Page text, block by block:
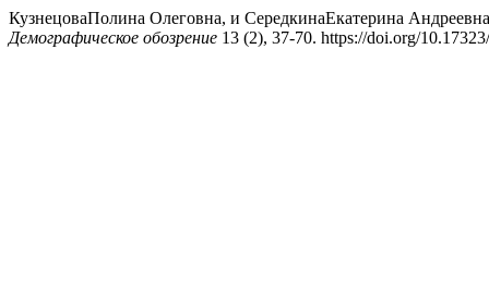
КузнецоваПолина Олеговна, и СередкинаЕкатерина
Демографическое обозрение 13 (2), 37-70. https://doi.org/